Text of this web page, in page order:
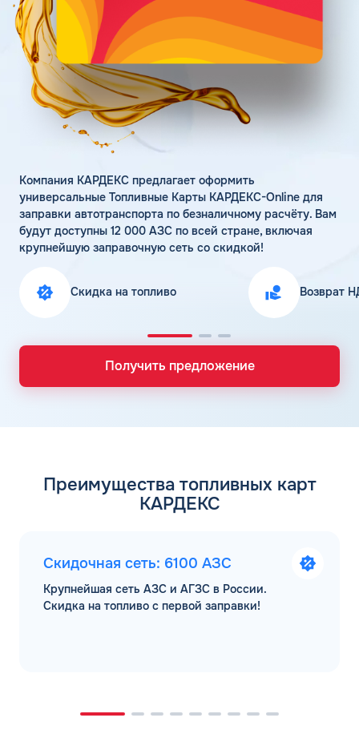
Статьи
Цена бензина и ДТ
Личный кабинет
Карта АЗС
Получить консультацию
Компания КАРДЕКС предлагает оформить
универсальные Топливные Карты КАРДЕКС-Online для
заправки автотранспорта по безналичному расчёту. Вам
будут доступны 12 000 АЗС по всей стране, включая
крупнейшую заправочную сеть со скидкой!
Скидка на топливо Возврат
Получить предложение
Преимущества топливных карт
КАРДЕКС
Скидочная сеть: 6100 АЗС
Крупнейшая сеть АЗС и АГЗС в России.
Скидка на топливо с первой заправки!